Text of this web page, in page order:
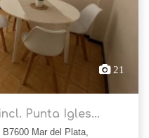
21
Punta Igles...
Mar del Plata,